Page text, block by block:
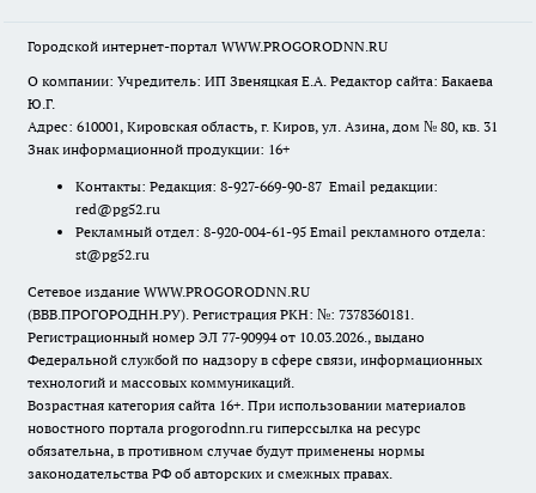
Городской интернет-портал WWW.PROGORODNN.RU
О компании: Учредитель: ИП Звеняцкая Е.А. Редактор сайта: Бакаева
Ю.Г.
Адрес: 610001, Кировская область, г. Киров, ул. Азина, дом № 80, кв. 31
Знак информационной продукции: 16+
Контакты: Редакция: 8-927-669-90-87 Email редакции:
red@pg52.ru
Рекламный отдел: 8-920-004-61-95 Email рекламного отдела:
st@pg52.ru
Сетевое издание WWW.PROGORODNN.RU
(ВВВ.ПРОГОРОДНН.РУ). Регистрация РКН: №: 7378360181.
Регистрационный номер ЭЛ 77-90994 от 10.03.2026., выдано
Федеральной службой по надзору в сфере связи, информационных
технологий и массовых коммуникаций.
Возрастная категория сайта 16+. При использовании материалов
новостного портала progorodnn.ru гиперссылка на ресурс
обязательна, в противном случае будут применены нормы
законодательства РФ об авторских и смежных правах.